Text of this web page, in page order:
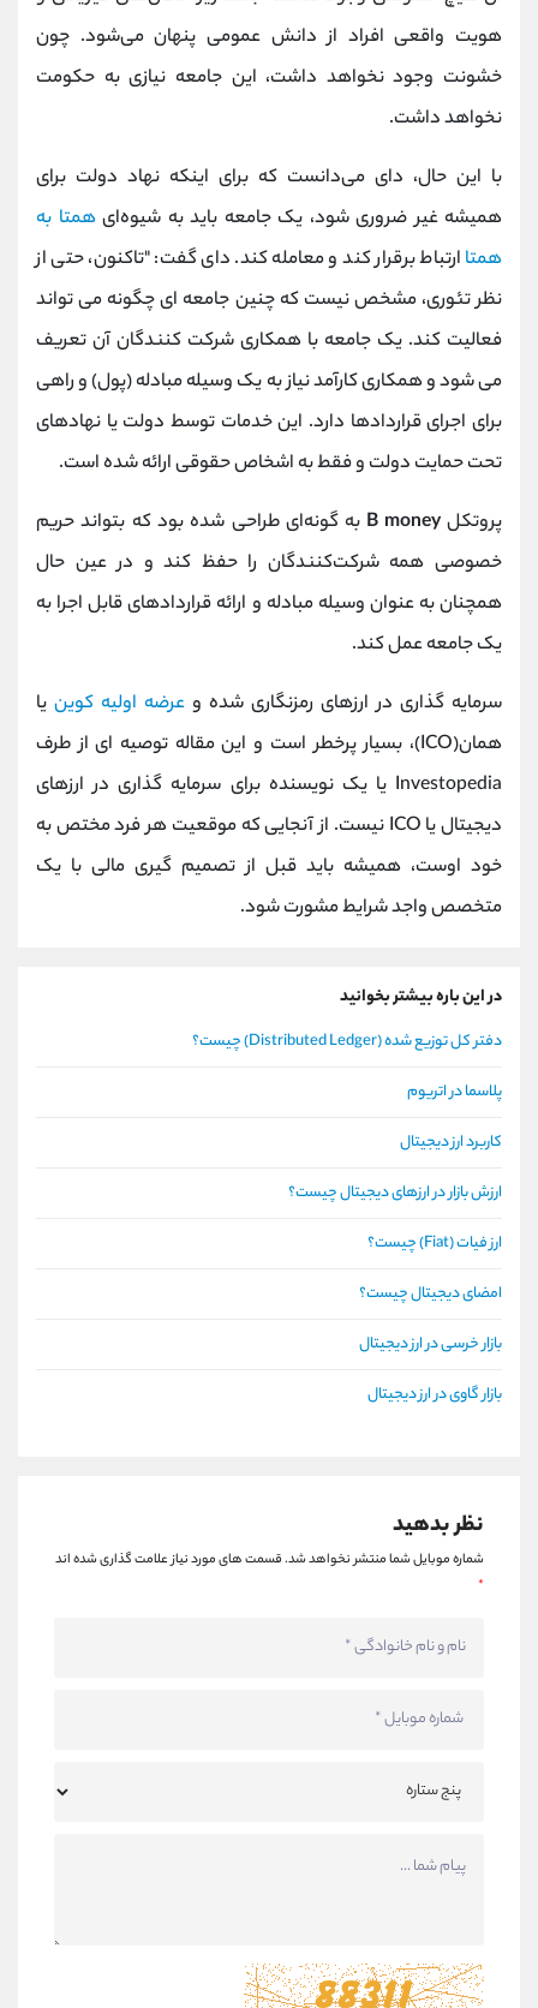
هویت واقعی افراد از دانش عمومی پنهان می‌شود. چون
خشونت وجود نخواهد داشت، این جامعه نیازی به حکومت
نخواهد داشت.
با این حال، دای می‌دانست که برای اینکه نهاد دولت برای
همیشه غیر ضروری شود، یک جامعه باید به شیوه‌ایهمتا به
همتا ارتباط برقرار کند و معامله کند. دای گفت: "تاکنون، حتی از
نظر تئوری، مشخص نیست که چنین جامعه ای چگونه می تواند
فعالیت کند. یک جامعه با همکاری شرکت کنندگان آن تعریف
می شود و همکاری کارآمد نیاز به یک وسیله مبادله (پول) و راهی
برای اجرای قراردادها دارد. این خدمات توسط دولت یا نهادهای
تحت حمایت دولت و فقط به اشخاص حقوقی ارائه شده است.
پروتکلB money به گونه‌ای طراحی شده بود که بتواند حریم
خصوصی همه شرکت‌کنندگان را حفظ کند و در عین حال
همچنان به عنوان وسیله مبادله و ارائه قراردادهای قابل اجرا به
یک جامعه عمل کند.
سرمایه گذاری در ارزهای رمزنگاری شده و عرضه اولیه کوین یا
همان(ICO)، بسیار پرخطر است و این مقاله توصیه ای از طرف
Investopedia یا یک نویسنده برای سرمایه گذاری در ارزهای
دیجیتال یا ICO نیست. از آنجایی که موقعیت هر فرد مختص به
خود اوست، همیشه باید قبل از تصمیم گیری مالی با یک
متخصص واجد شرایط مشورت شود.
در این باره بیشتر بخوانید
دفتر کل توزیع شده (Distributed Ledger) چیست؟
پلاسما در اتریوم
کاربرد ارز دیجیتال
ارزش بازار در ارزهای دیجیتال چیست؟
ارز فیات (Fiat) چیست؟
امضای دیجیتال چیست؟
بازار خرسی در ارز دیجیتال
بازار گاوی در ارز دیجیتال
نظر بدهید
شماره موبایل شما منتشر نخواهد شد.قسمت های مورد نیاز علامت گذاری شده اند
*